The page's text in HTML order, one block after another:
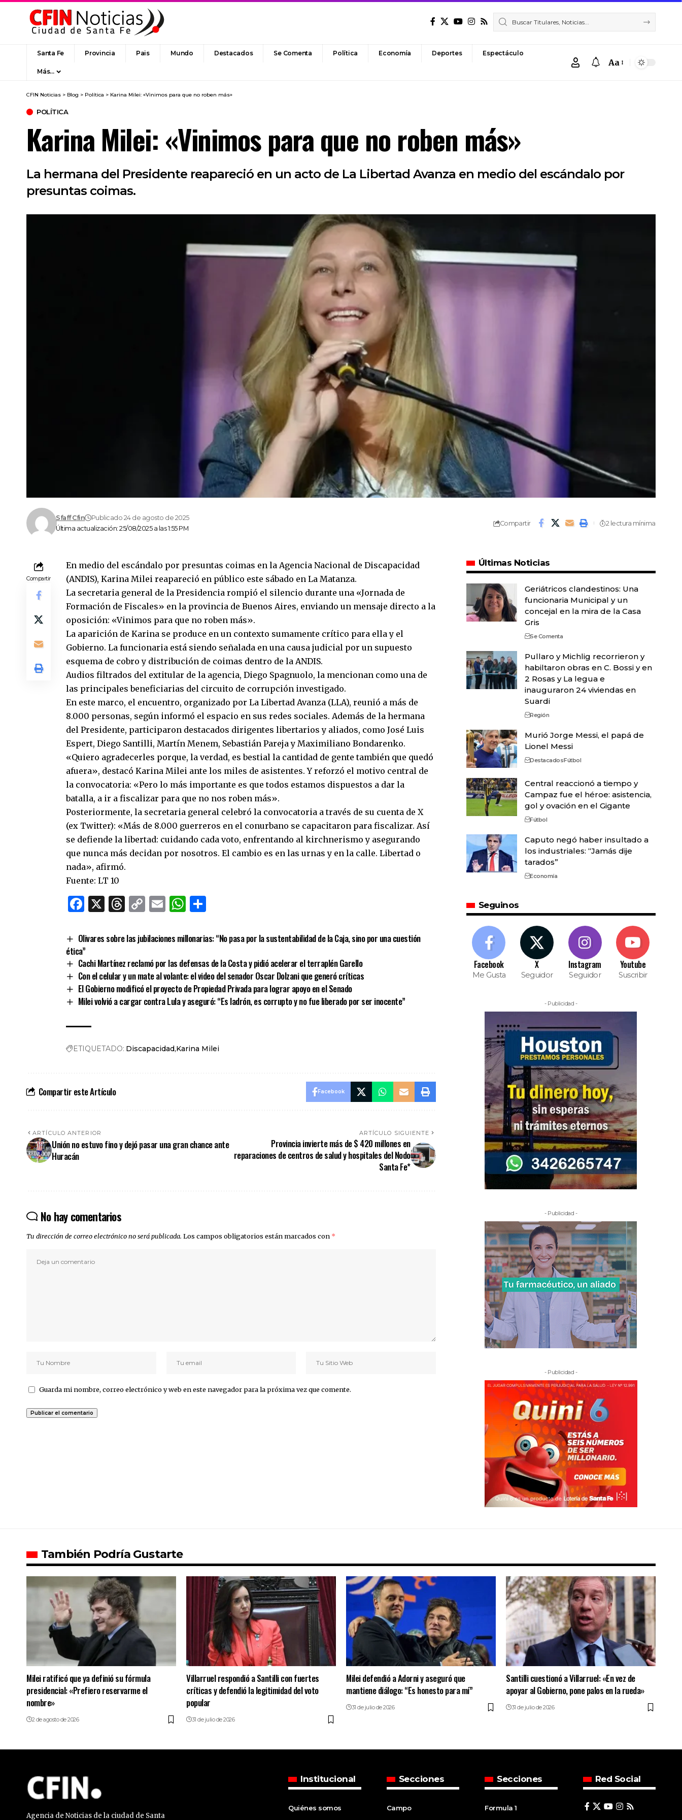
Santa Fe Provincia Pais Mundo Destacados Se Comenta Política Economía Deportes Espectáculo
Más…
Font
Aa
CFIN Noticias > Blog > Política > Karina Milei: «Vinimos para que no roben más»
POLÍTICA
Karina Milei: «Vinimos para que no roben más»
La hermana del Presidente reapareció en un acto de La Libertad Avanza en medio del escándalo por
presuntas coimas.
Última actualización: 25/08/2025 a las 1:55 PM
Sfaff Cfin Publicado 24 de agosto de 2025
Compartir 2 lectura mínima
Compartir
En medio del escándalo por presuntas coimas en la Agencia Nacional de Discapacidad
(ANDIS), Karina Milei reapareció en público este sábado en La Matanza.
La secretaria general de la Presidencia rompió el silencio durante una «Jornada de
Formación de Fiscales» en la provincia de Buenos Aires, enviando un mensaje directo a la
oposición: «Vinimos para que no roben más».
La aparición de Karina se produce en un contexto sumamente crítico para ella y el
Gobierno. La funcionaria está siendo señalada en una causa judicial por un supuesto
esquema de cobro y distribución de coimas dentro de la ANDIS.
Audios filtrados del extitular de la agencia, Diego Spagnuolo, la mencionan como una de
las principales beneficiarias del circuito de corrupción investigado.
En este marco, el encuentro, organizado por La Libertad Avanza (LLA), reunió a más de
8.000 personas, según informó el espacio en sus redes sociales. Además de la hermana
del Presidente, participaron destacados dirigentes libertarios y aliados, como José Luis
Espert, Diego Santilli, Martín Menem, Sebastián Pareja y Maximiliano Bondarenko.
«Quiero agradecerles porque, la verdad, es bestial la cantidad de gente también que quedó
afuera», destacó Karina Milei ante los miles de asistentes. Y reforzó el motivo central de
la convocatoria: «Pero lo más importante es que todos estamos dispuestos a dar la
batalla, a ir a fiscalizar para que no nos roben más».
Posteriormente, la secretaria general celebró la convocatoria a través de su cuenta de X
(ex Twitter): «Más de 8.000 guerreros en el conurbano se capacitaron para fiscalizar. Así
se defiende la libertad: cuidando cada voto, enfrentando al kirchnerismo y asegurando
que nunca más decidan por nosotros. El cambio es en las urnas y en la calle. Libertad o
nada», afirmó.
Fuente: LT 10
Facebook
X Threads
CopyEmailWhatsApp
Olivares sobre las jubilaciones millonarias: “No pasa por la sustentabilidad de la Caja, sino por una cuestión
ética”
Cachi Martínez reclamó por las defensas de la Costa y pidió acelerar el terraplén Garello
Con el celular y un mate al volante: el video del senador Oscar Dolzani que generó críticas
El Gobierno modificó el proyecto de Propiedad Privada para lograr apoyo en el Senado
Milei volvió a cargar contra Lula y aseguró: “Es ladrón, es corrupto y no fue liberado por ser inocente”
ETIQUETADO: Discapacidad Karina Milei
Compartir este Artículo Facebook
ARTÍCULO ANTERIOR
Unión no estuvo fino y dejó pasar una gran chance ante
Huracán
ARTÍCULO SIGUIENTE
Provincia invierte más de $ 420 millones en
reparaciones de centros de salud y hospitales del Nodo
Santa Fe*
No hay comentarios
Tu dirección de correo electrónico no será publicada. Los campos obligatorios están marcados con *
Guarda mi nombre, correo electrónico y web en este navegador para la próxima vez que comente.
Últimas Noticias
Geriátricos clandestinos: Una
funcionaria Municipal y un
concejal en la mira de la Casa
Gris
Se Comenta
Pullaro y Michlig recorrieron y
habiltaron obras en C. Bossi y en
2 Rosas y La legua e
inauguraron 24 viviendas en
Suardi
Región
Murió Jorge Messi, el papá de
Lionel Messi
DestacadosFútbol
Central reaccionó a tiempo y
Campaz fue el héroe: asistencia,
gol y ovación en el Gigante
Fútbol
Caputo negó haber insultado a
los industriales: “Jamás dije
tarados”
Economía
Seguinos
Facebook
Me Gusta
X
Seguidor
Instagram
Seguidor
Youtube
Suscribir
- Publicidad -
- Publicidad -
- Publicidad -
También Podría Gustarte
Milei ratificó que ya definió su fórmula
presidencial: «Prefiero reservarme el
nombre»
2 de agosto de 2026
Villarruel respondió a Santilli con fuertes
críticas y defendió la legitimidad del voto
popular
31 de julio de 2026
Milei defendió a Adorni y aseguró que
mantiene diálogo: “Es honesto para mí”
31 de julio de 2026
Santilli cuestionó a Villarruel: «En vez de
apoyar al Gobierno, pone palos en la rueda»
31 de julio de 2026
Agencia de Noticias de la ciudad de Santa
Institucional
Quiénes somos
Secciones
Campo
Secciones
Formula 1
Red Social